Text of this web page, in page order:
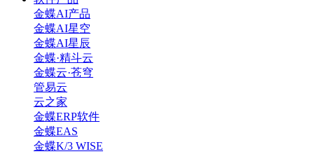
金蝶AI产品
金蝶AI星空
金蝶AI星辰
金蝶·精斗云
金蝶云·苍穹
管易云
云之家
金蝶ERP软件
金蝶EAS
金蝶K/3 WISE